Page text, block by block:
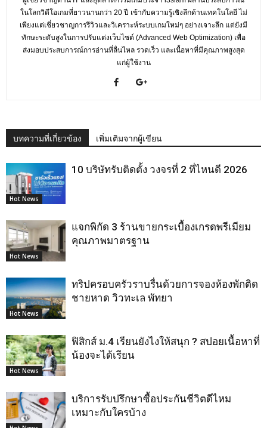
ในโลกวิดีโอเกมที่ยาวนานกว่า 20 ปี เข้ากับความรู้เชิงลึกด้านเทคโนโลยี ไม่
เพียงแต่เชี่ยวชาญการรีวิวและวิเคราะห์ระบบเกมใหม่ๆ อย่างเจาะลึก แต่ยังมี
ทักษะระดับสูงในการปรับแต่งเว็บไซต์ (Advanced Web Optimization) เพื่อ
ส่งมอบประสบการณ์การอ่านที่ลื่นไหล รวดเร็ว และเนื้อหาที่มีคุณภาพสูงสุด
แก่ผู้ใช้งาน
บทความที่เกี่ยวข้อง เพิ่มเติมจากผู้เขียน
Hot News
10 บริษัทรับติดตั้ง วงจรที่ 2 ที่ไหนดี 2026
Hot News
แจกพิกัด 3 ร้านขายกระเบื้องเกรดพรีเมียม
คุณภาพมาตรฐาน
Hot News
ทริปครอบครัวราบรื่นด้วยการจองห้องพักติด
ชายหาด วิวทะเล พัทยา
Hot News
ฟิสิกส์ ม.4 เรียนยังไงให้สนุก ? สปอยเนื้อหาที่
น้องจะได้เรียน
บริการรับปรึกษาซื้อประกันชีวิตดีไหม
เหมาะกับใครบ้าง